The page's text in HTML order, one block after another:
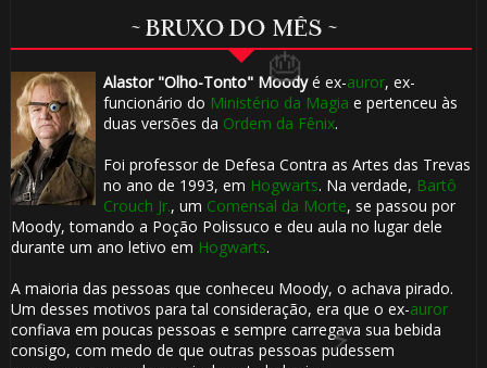
~ BRUXO DO MÊS ~
Alastor "Olho-Tonto" Moodyé ex-auror, ex-
funcionário do Ministério da Magia e pertenceu às
duas versões da Ordem da Fênix.
Foi professor de Defesa Contra as Artes das Trevas
no ano de 1993, em Hogwarts. Na verdade, Bartô
Crouch Jr., um Comensal da Morte, se passou por
Moody, tomando a Poção Polissuco e deu aula no lugar dele
durante um ano letivo em Hogwarts.
A maioria das pessoas que conheceu Moody, o achava pirado.
Um desses motivos para tal consideração, era que o ex-auror
confiava em poucas pessoas e sempre carregava sua bebida
consigo, com medo de que outras pessoas pudessem
🎈
⚡
⚡
8️⃣